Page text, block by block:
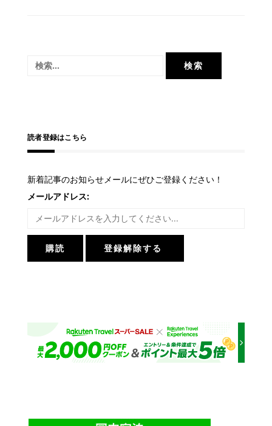
シ
読者登録はこちら
新着記事のお知らせメールにぜひご登録ください！
メールアドレス: